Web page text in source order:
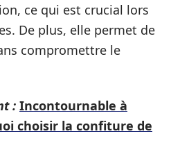
ce qui est crucial lors
De plus, elle permet de
compromettre le
: Incontournable à
choisir la confiture de